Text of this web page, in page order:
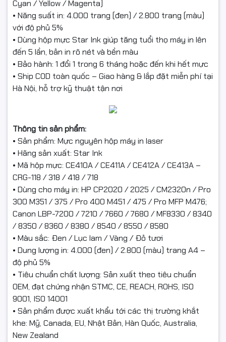
Cyan / Yellow / Magenta)
• Năng suất in: 4.000 trang (đen) / 2.800 trang (màu)
với độ phủ 5%
• Dùng hộp mực Star Ink giúp tăng tuổi thọ máy in lên
đến 5 lần, bản in rõ nét và bền màu
• Bảo hành: 1 đổi 1 trong 6 tháng hoặc đến khi hết mực
• Ship COD toàn quốc – Giao hàng & lắp đặt miễn phí tại
Hà Nội, hỗ trợ kỹ thuật tận nơi
Thông tin sản phẩm:
• Sản phẩm: Mực nguyên hộp máy in laser
• Hãng sản xuất: Star Ink
• Mã hộp mực: CE410A / CE411A / CE412A / CE413A –
CRG-118 / 318 / 418 / 718
• Dùng cho máy in: HP CP2020 / 2025 / CM2320n / Pro
300 M351 / 375 / Pro 400 M451 / 475 / Pro MFP M476;
Canon LBP-7200 / 7210 / 7660 / 7680 / MF8330 / 8340
/ 8350 / 8360 / 8380 / 8540 / 8550 / 8580
• Màu sắc: Đen / Lục lam / Vàng / Đỏ tươi
• Dung lượng in: 4.000 (đen) / 2.800 (màu) trang A4 –
độ phủ 5%
• Tiêu chuẩn chất lượng: Sản xuất theo tiêu chuẩn
OEM, đạt chứng nhận STMC, CE, REACH, ROHS, ISO
9001, ISO 14001
• Sản phẩm được xuất khẩu tới các thị trường khắt
khe: Mỹ, Canada, EU, Nhật Bản, Hàn Quốc, Australia,
New Zealand